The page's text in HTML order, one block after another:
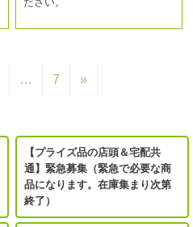
… 7 »
【プライズ品の店頭＆宅配共
通】緊急募集（緊急で必要な商
品になります。在庫集まり次第
終了）